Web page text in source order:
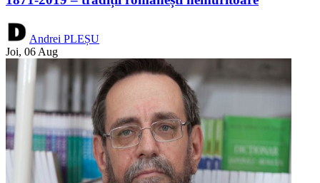
Andrei PLEȘU
Joi, 06 Aug